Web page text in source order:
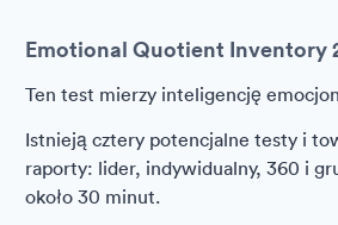
Emotional Quotient Inventory
Ten test mierzy inteligencję
Istnieją cztery potencjalne testy i
raporty: lider, indywidualny, 360 i
około 30 minut.